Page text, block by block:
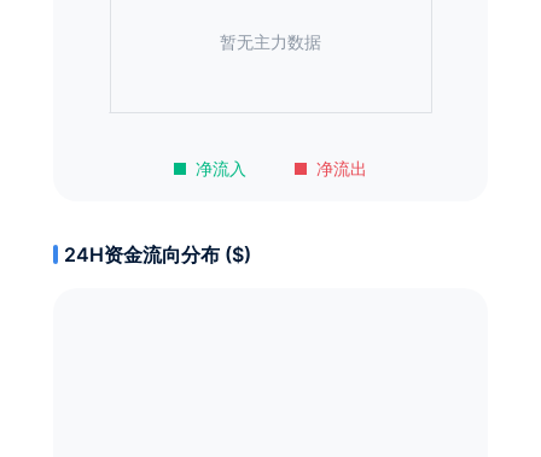
净流入 净流出
暂无主力数据
24H资金流向分布 ($)